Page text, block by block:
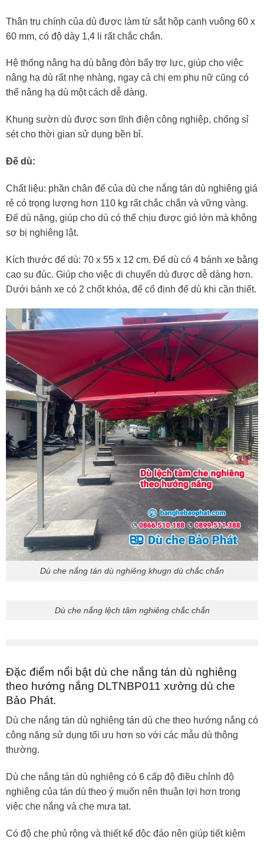
Thân trụ chính của dù được làm từ sắt hộp cạnh vuông 60 x
60 mm, có độ dày 1,4 li rất chắc chắn.
Hệ thống nâng hạ dù bằng đòn bẩy trợ lực, giúp cho việc
nâng hạ dù rất nhẹ nhàng, ngay cả chị em phụ nữ cũng có
thể nâng hạ dù một cách dễ dàng.
Khung sườn dù được sơn tĩnh điện công nghiệp, chống sỉ
sét cho thời gian sử dụng bền bỉ.
Đế dù:
Chất liệu: phần chân đế của dù che nắng tán dù nghiêng giá
rẻ có trọng lượng hơn 110 kg rất chắc chắn và vững vàng.
Đế dù nặng, giúp cho dù có thể chịu được gió lớn mà không
sợ bị nghiêng lật.
Kích thước đế dù: 70 x 55 x 12 cm. Đế dù có 4 bánh xe bằng
cao su đúc. Giúp cho việc di chuyển dù được dễ dàng hơn.
Dưới bánh xe có 2 chốt khóa, để cố định đế dù khi cần thiết.
Dù che nắng tán dù nghiêng khugn dù chắc chắn
Dù che nắng lệch tâm nghiêng chắc chắn
Đặc điểm nổi bật dù che nắng tán dù nghiêng
theo hướng nắng DLTNBP011 xưởng dù che
Bảo Phát.
Dù che nắng tán dù nghiêng tán dù che theo hướng nắng có
công năng sử dụng tối ưu hơn so với các mẫu dù thông
thường.
Dù che nắng tán dù nghiêng có 6 cấp độ điều chỉnh độ
nghiêng của tán dù theo ý muốn nên thuận lợi hơn trong
việc che nắng và che mưa tạt.
Có độ che phủ rộng và thiết kế độc đáo nên giúp tiết kiệm